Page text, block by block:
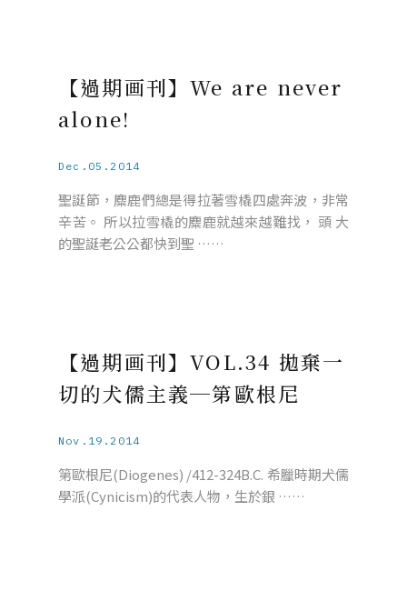
【過期画刊】We are never
alone!
Dec.05.2014
聖誕節，麋鹿們總是得拉著雪橇四處奔波，非常
辛苦。 所以拉雪橇的麋鹿就越來越難找， 頭 大
的聖誕老公公都快到聖 ……
【過期画刊】VOL.34 拋棄一
切的犬儒主義─第歐根尼
Nov.19.2014
第歐根尼(Diogenes) /412-324B.C. 希臘時期犬儒
學派(Cynicism)的代表人物，生於銀 ……